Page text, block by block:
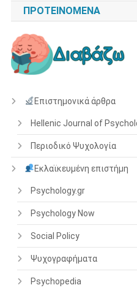
ΠΡΟΤΕΙΝΌΜΕΝΑ
Επιστημονικά άρθρα
Hellenic Journal of
Περιοδικό Ψυχολογία
Εκλαϊκευμένη επιστήμη
Psychology.gr
Psychology Now
Social Policy
Ψυχογραφήματα
Psychopedia